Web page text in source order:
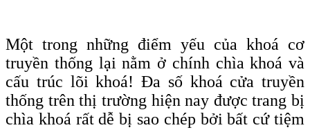
Một trong những điểm yếu của khoá cơ
truyền thống lại nằm ở chính chìa khoá và
cấu trúc lõi khoá! Đa số khoá cửa truyền
thống trên thị trường hiện nay được trang bị
chìa khoá rất dễ bị sao chép bởi bất cứ tiệm